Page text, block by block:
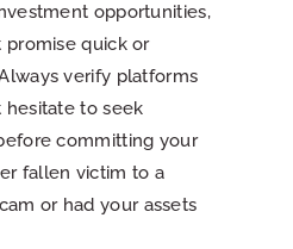
opportunities,
quick or
verify platforms
hesitate to seek
committing your
fallen victim to a
or had your assets